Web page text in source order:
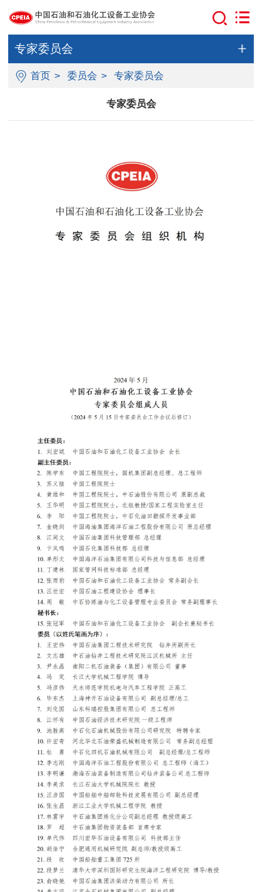
专家委员会
首页 > 委员会 > 专家委员会
专家委员会